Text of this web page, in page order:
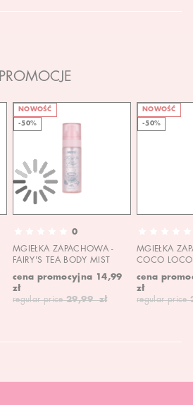
PROMOCJE
NOWOŚĆ
-50%
0
MGIEŁKA ZAPACHOWA -
FAIRY'S TEA BODY MIST
cena promocyjna 14,99
zł
regular price 29,99 zł
NOWOŚĆ
-50%
MGIEŁKA
COCO
cena
zł
regular price